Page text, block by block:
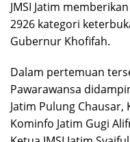
JMSI Jatim
2926 kategori
Gubernur Khofifah.
Dalam pertemuan
Pawarawansa
Jatim Pulung
Kominfo Jatim Gugi